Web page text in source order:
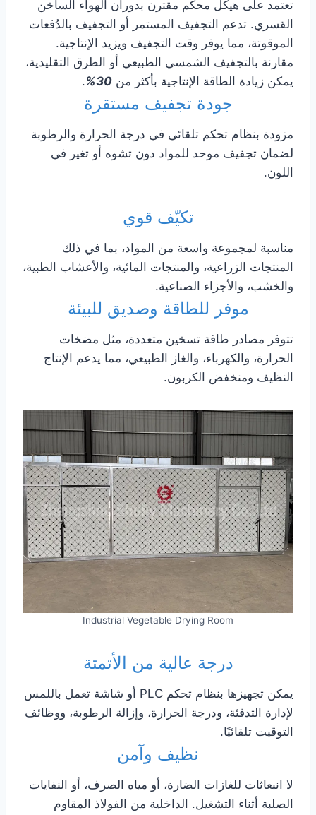
تعتمد على هيكل محكم مقترن بدوران الهواء الساخن
القسري. تدعم التجفيف المستمر أو التجفيف بالدُفعات
الموقوتة، مما يوفر وقت التجفيف ويزيد الإنتاجية.
مقارنة بالتجفيف الشمسي الطبيعي أو الطرق التقليدية،
يمكن زيادة الطاقة الإنتاجية بأكثر من 30%
.
جودة تجفيف مستقرة
مزودة بنظام تحكم تلقائي في درجة الحرارة والرطوبة
لضمان تجفيف موحد للمواد دون تشوه أو تغير في
اللون.
تكيّف قوي
مناسبة لمجموعة واسعة من المواد، بما في ذلك
المنتجات الزراعية، والمنتجات المائية، والأعشاب الطبية،
والخشب، والأجزاء الصناعية.
موفر للطاقة وصديق للبيئة
تتوفر مصادر طاقة تسخين متعددة، مثل مضخات
الحرارة، والكهرباء، والغاز الطبيعي، مما يدعم الإنتاج
النظيف ومنخفض الكربون.
Industrial Vegetable Drying Room
درجة عالية من الأتمتة
يمكن تجهيزها بنظام تحكم PLC أو شاشة تعمل باللمس
لإدارة التدفئة، ودرجة الحرارة، وإزالة الرطوبة، ووظائف
التوقيت تلقائيًا.
نظيف وآمن
لا انبعاثات للغازات الضارة، أو مياه الصرف، أو النفايات
الصلبة أثناء التشغيل. الداخلية من الفولاذ المقاوم